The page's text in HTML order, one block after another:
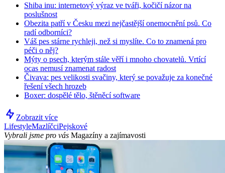
Shiba inu: internetový výraz ve tváři, kočičí názor na
poslušnost
Obezita patří v Česku mezi nejčastější onemocnění psů. Co
radí odborníci?
Váš pes stárne rychleji, než si myslíte. Co to znamená pro
péči o něj?
Mýty o psech, kterým stále věří i mnoho chovatelů. Vrtící
ocas nemusí znamenat radost
Čivava: pes velikosti svačiny, který se považuje za konečné
řešení všech hrozeb
Boxer: dospělé tělo, štěněcí software
Zobrazit více
LifestyleMazlíčciPejskové
Vybrali jsme pro vás Magazíny a zajímavosti